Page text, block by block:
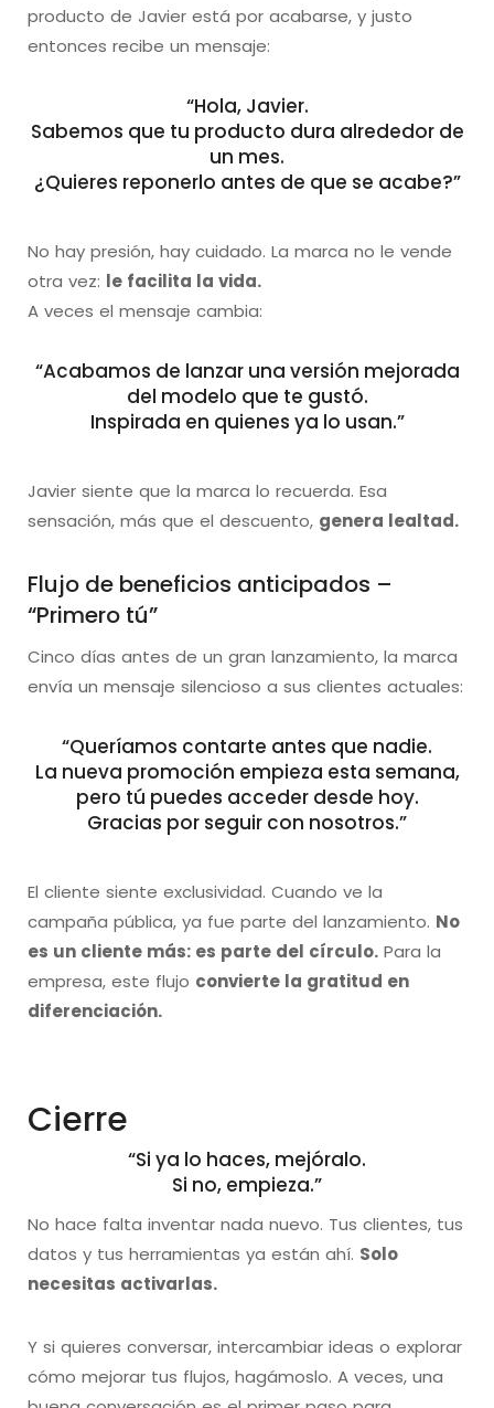
producto de Javier está por acabarse, y justo
entonces recibe un mensaje:
“Hola, Javier.
Sabemos que tu producto dura alrededor de
un mes.
¿Quieres reponerlo antes de que se acabe?”
No hay presión, hay cuidado. La marca no le vende
otra vez: le facilita la vida.
A veces el mensaje cambia:
“Acabamos de lanzar una versión mejorada
del modelo que te gustó.
Inspirada en quienes ya lo usan.”
Javier siente que la marca lo recuerda. Esa
sensación, más que el descuento, genera lealtad.
Flujo de beneficios anticipados –
“Primero tú”
Cinco días antes de un gran lanzamiento, la marca
envía un mensaje silencioso a sus clientes actuales:
“Queríamos contarte antes que nadie.
La nueva promoción empieza esta semana,
pero tú puedes acceder desde hoy.
Gracias por seguir con nosotros.”
El cliente siente exclusividad. Cuando ve la
campaña pública, ya fue parte del lanzamiento. No
es un cliente más: es parte del círculo. Para la
empresa, este flujo convierte la gratitud en
diferenciación.
Cierre
“Si ya lo haces, mejóralo.
Si no, empieza.”
No hace falta inventar nada nuevo. Tus clientes, tus
datos y tus herramientas ya están ahí. Solo
necesitas activarlas.
Y si quieres conversar, intercambiar ideas o explorar
cómo mejorar tus flujos, hagámoslo. A veces, una